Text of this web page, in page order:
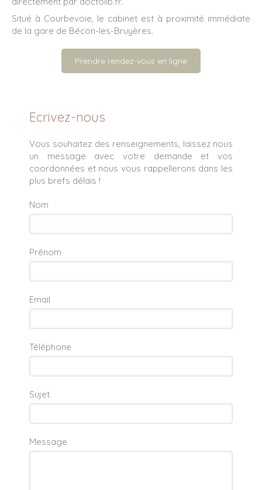
Situé à Courbevoie, le cabinet est à proximité immédiate
de la gare de Bécon-les-Bruyères.
Prendre rendez-vous en ligne
Ecrivez-nous
Vous souhaitez des renseignements, laissez nous
un message avec votre demande et vos
coordonnées et nous vous rappellerons dans les
plus brefs délais !
Nom
Prénom
Email
Téléphone
Sujet
Message